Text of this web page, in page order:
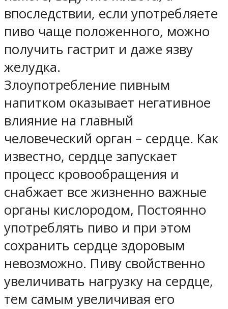
впоследствии, если употребляете
пиво чаще положенного, можно
получить гастрит и даже язву
желудка.
Злоупотребление пивным
напитком оказывает негативное
влияние на главный
человеческий орган – сердце. Как
известно, сердце запускает
процесс кровообращения и
снабжает все жизненно важные
органы кислородом, Постоянно
употреблять пиво и при этом
сохранить сердце здоровым
невозможно. Пиву свойственно
увеличивать нагрузку на сердце,
тем самым увеличивая его